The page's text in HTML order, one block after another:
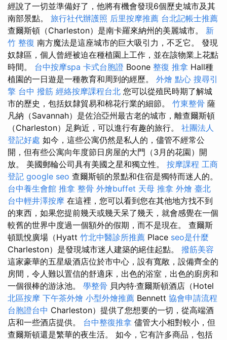
經說了一切並準備好了，他將有機會發現6個歷史城市及其
南部景點。 旅行社代辦護照 后里按摩推薦 台北記帳士推薦
查爾斯頓（Charleston）是南卡羅來納州的美麗城市。 新
竹 整復 南方魔法是這座城市的巨大吸引力，不乏它。 發現
奴隸區，個人曾經被迫在種植園上工作，並在該物業上花點
時間。 台中按摩spa 卡式台胞證 Boone 整復 推拿 Hall種
植園的一日遊是一種教育和周到的經歷。 外燴 點心 搜尋引
擎 台中 撥筋 經絡按摩課程台北 您可以從殖民時期了解城
市的歷史，包括奴隸貿易和棉花行業的細節。 竹東整骨 薩
凡納（Savannah）是佐治亞州最古老的城市，離查爾斯頓
（Charleston）足夠近，可以進行有趣的旅行。 社團法人
登記好處 如今，這些公寓仍然是私人的，儘管不經常公
開，但有些公寓向年度節日房屋的大門（3月的花園）開
放。 美國郵輪公司具有美國之星和獨立性。 按摩課程 工商
登記 google seo 查爾斯頓的景點和住宿是獨特而迷人的。
台中養生會館 推拿 整骨 外燴buffet 天母 推拿 外燴 臺北
台中輕井澤按摩 在這裡，您可以看到您在其他地方找不到
的東西，如果您提前幾天或幾天呆了幾天，就會感覺在一個
較舊的世界中度過一個額外的假期，而不是現在。 查爾斯
頓凱悅廣場（Hyatt 竹北中醫診所推薦 Place seo是什麼
Charleston）是發現城市迷人建築的絕佳起點。 撥筋美容
這家豪華的五星級酒店位於市中心，設有寬敞，設備齊全的
房間，令人難以置信的舒適床，出色的浴室，出色的廚房和
一個很棒的游泳池。 學整骨 貝內特·查爾斯頓酒店（Hotel
北區按摩 下午茶外燴 小型外燴推薦 Bennett 協會申請流程
台胞證台中 Charleston）提供了您想要的一切，從高端酒
店和一些酒店提供。 台中整復推拿 儘管大小相對較小，但
查爾斯頓還是繁華的夜生活。 如今，它有許多商品，包括